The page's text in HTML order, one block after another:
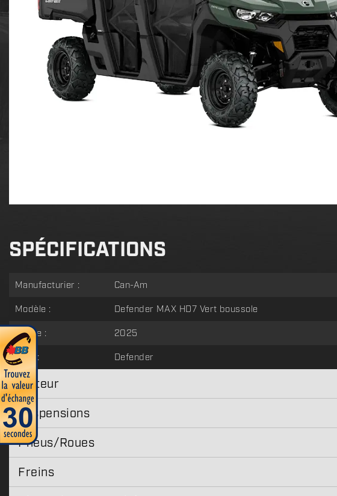
SPÉCIFICATIONS
Manufacturier :
Can-Am
Modèle :
Defender MAX HD7 Vert boussole
Année :
2025
Type :
Defender
Moteur
Suspensions
Pneus/Roues
Freins